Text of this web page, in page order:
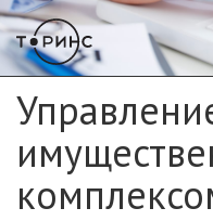
Перейти
к
основному
содержанию